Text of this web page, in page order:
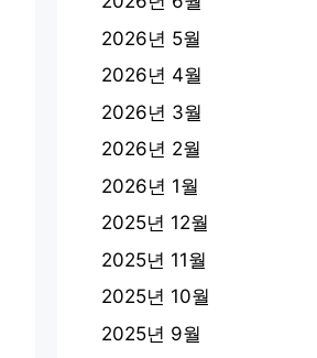
2026년 5월
2026년 4월
2026년 3월
2026년 2월
2026년 1월
2025년 12월
2025년 11월
2025년 10월
2025년 9월